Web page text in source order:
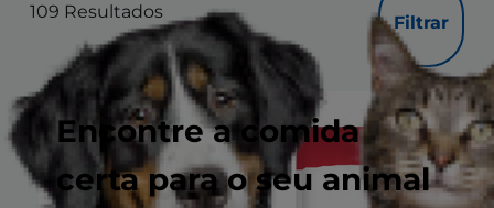
Encontre a comida
certa para o seu animal
109 Resultados
Filtrar